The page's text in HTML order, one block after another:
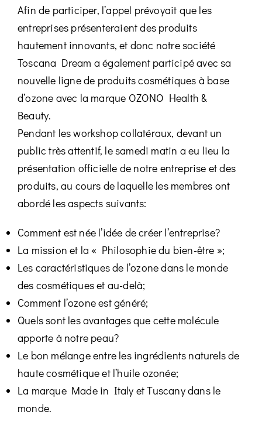
Login
Afin de participer, l’appel prévoyait que les
entreprises présenteraient des produits
hautement innovants, et donc notre société
Toscana Dream a également participé avec sa
nouvelle ligne de produits cosmétiques à base
d’ozone avec la marque OZONO Health &
Beauty.
Pendant les workshop collatéraux, devant un
public très attentif, le samedi matin a eu lieu la
présentation officielle de notre entreprise et des
produits, au cours de laquelle les membres ont
abordé les aspects suivants:
Comment est née l’idée de créer l’entreprise?
La mission et la « Philosophie du bien-être »;
Les caractéristiques de l’ozone dans le monde
des cosmétiques et au-delà;
Comment l’ozone est généré;
Quels sont les avantages que cette molécule
apporte à notre peau?
Le bon mélange entre les ingrédients naturels de
haute cosmétique et l’huile ozonée;
La marque Made in Italy et Tuscany dans le
monde.